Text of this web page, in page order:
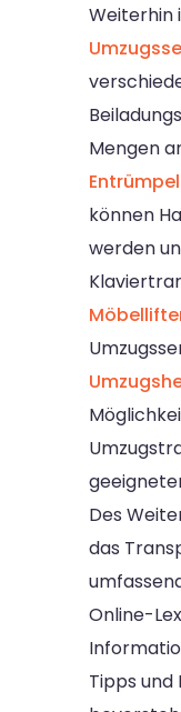
Weiterhin
Mengen
können
werden
Des
das
Online-
Tipps und